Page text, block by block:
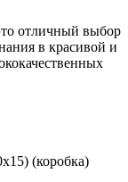
отличный выбор
в красивой и
(коробка)